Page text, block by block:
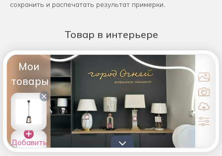
сохранить и распечатать результат примерки.
Товар в интерьере
Мои
товары
×
Добавить
товары в